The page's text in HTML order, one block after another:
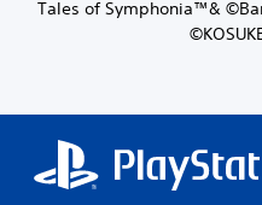
Tales of Symphonia™&